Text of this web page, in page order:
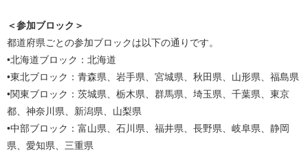
＜参加ブロック＞
都道府県ごとの参加ブロックは以下の通りです。
•北海道ブロック：北海道
•東北ブロック：青森県、岩手県、宮城県、秋田県、山形県、福島県
•関東ブロック：茨城県、栃木県、群馬県、埼玉県、千葉県、東京
都、神奈川県、新潟県、山梨県
•中部ブロック：富山県、石川県、福井県、長野県、岐阜県、静岡
県、愛知県、三重県